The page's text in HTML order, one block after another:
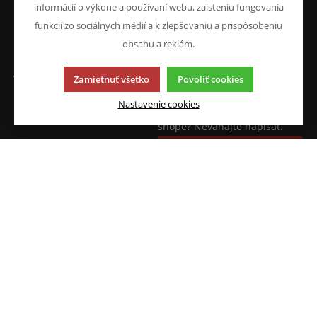
Prohlášení o ochraně
osobních údajů
JAZYK A MENA
NAPÍŠTE NÁM
Chcete nám niečo povedať o
našich produktoch alebo e-
shope? Neváhajte napísať.
informácií o výkone a používaní webu, zaisteniu fungovania
funkcií zo sociálnych médií a k zlepšovaniu a prispôsobeniu
obsahu a reklám.
Zamietnuť všetko Povoliť cookies
Nastavenie cookies